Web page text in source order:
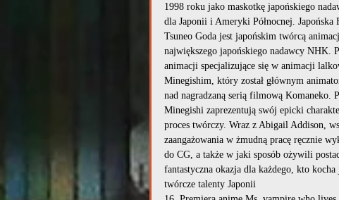
1998 roku jako maskotkę japońskiego
dla Japonii i Ameryki Północnej.
Tsuneo Goda jest japońskim twórcą
największego japońskiego nadawcy NHK.
animacji specjalizujące się w animacji
Minegishim, który został głównym
nad nagradzaną serią filmową Komaneko.
Minegishi zaprezentują swój epicki
proces twórczy. Wraz z Abigail Addison,
zaangażowania w żmudną pracę ręcznie
do CG, a także w jaki sposób ożywili
fantastyczna okazja dla każdego, kto
twórcze talenty Japonii